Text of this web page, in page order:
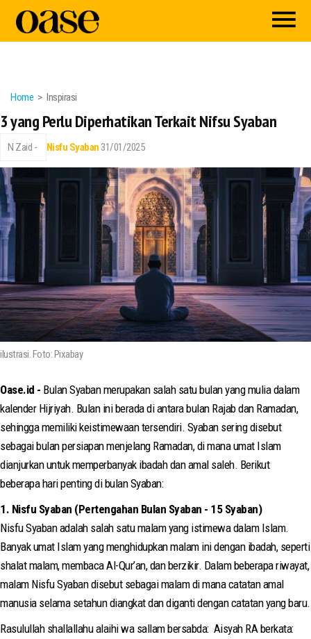
Home Inspirasi
3 yang Perlu Diperhatikan Terkait Nifsu Syaban
N Zaid - Nisfu Syaban 31/01/2025
ilustrasi. Foto: Pixabay
Oase.id - Bulan Syaban merupakan salah satu bulan yang mulia dalam
kalender Hijriyah. Bulan ini berada di antara bulan Rajab dan Ramadan,
sehingga memiliki keistimewaan tersendiri. Syaban sering disebut
sebagai bulan persiapan menjelang Ramadan, di mana umat Islam
dianjurkan untuk memperbanyak ibadah dan amal saleh. Berikut
beberapa hari penting di bulan Syaban:
1. Nisfu Syaban (Pertengahan Bulan Syaban - 15 Syaban)
Nisfu Syaban adalah salah satu malam yang istimewa dalam Islam.
Banyak umat Islam yang menghidupkan malam ini dengan ibadah, seperti
shalat malam, membaca Al-Qur’an, dan berzikir. Dalam beberapa riwayat,
malam Nisfu Syaban disebut sebagai malam di mana catatan amal
manusia selama setahun diangkat dan diganti dengan catatan yang baru.
Rasulullah shallallahu alaihi wa sallam bersabda: Aisyah RA berkata: